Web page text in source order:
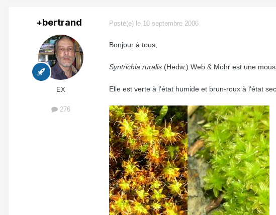
+bertrand
EX
276
Posté(e) le 10 septembre 2006
Bonjour à tous,
Syntrichia ruralis (Hedw.) Web & Mohr est une
Elle est verte à l'état humide et brun-roux à l'état sec.